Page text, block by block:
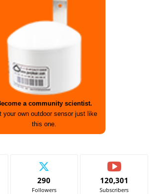
a community scientist.
your own outdoor sensor just like
this one.
290
Followers
120,301
Subscribers